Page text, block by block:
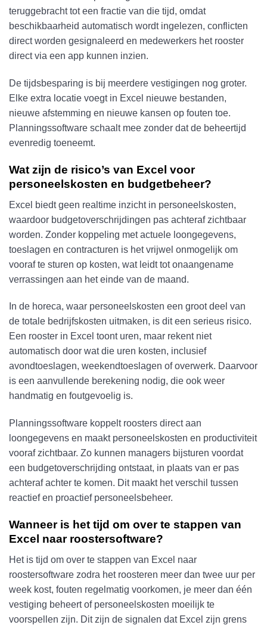
teruggebracht tot een fractie van die tijd, omdat
beschikbaarheid automatisch wordt ingelezen, conflicten
direct worden gesignaleerd en medewerkers het rooster
direct via een app kunnen inzien.
De tijdsbesparing is bij meerdere vestigingen nog groter.
Elke extra locatie voegt in Excel nieuwe bestanden,
nieuwe afstemming en nieuwe kansen op fouten toe.
Planningssoftware schaalt mee zonder dat de beheertijd
evenredig toeneemt.
Wat zijn de risico’s van Excel voor
personeelskosten en budgetbeheer?
Excel biedt geen realtime inzicht in personeelskosten,
waardoor budgetoverschrijdingen pas achteraf zichtbaar
worden. Zonder koppeling met actuele loongegevens,
toeslagen en contracturen is het vrijwel onmogelijk om
vooraf te sturen op kosten, wat leidt tot onaangename
verrassingen aan het einde van de maand.
In de horeca, waar personeelskosten een groot deel van
de totale bedrijfskosten uitmaken, is dit een serieus risico.
Een rooster in Excel toont uren, maar rekent niet
automatisch door wat die uren kosten, inclusief
avondtoeslagen, weekendtoeslagen of overwerk. Daarvoor
is een aanvullende berekening nodig, die ook weer
handmatig en foutgevoelig is.
Planningssoftware koppelt roosters direct aan
loongegevens en maakt personeelskosten en productiviteit
vooraf zichtbaar. Zo kunnen managers bijsturen voordat
een budgetoverschrijding ontstaat, in plaats van er pas
achteraf achter te komen. Dit maakt het verschil tussen
reactief en proactief personeelsbeheer.
Wanneer is het tijd om over te stappen van
Excel naar roostersoftware?
Het is tijd om over te stappen van Excel naar
roostersoftware zodra het roosteren meer dan twee uur per
week kost, fouten regelmatig voorkomen, je meer dan één
vestiging beheert of personeelskosten moeilijk te
voorspellen zijn. Dit zijn de signalen dat Excel zijn grens